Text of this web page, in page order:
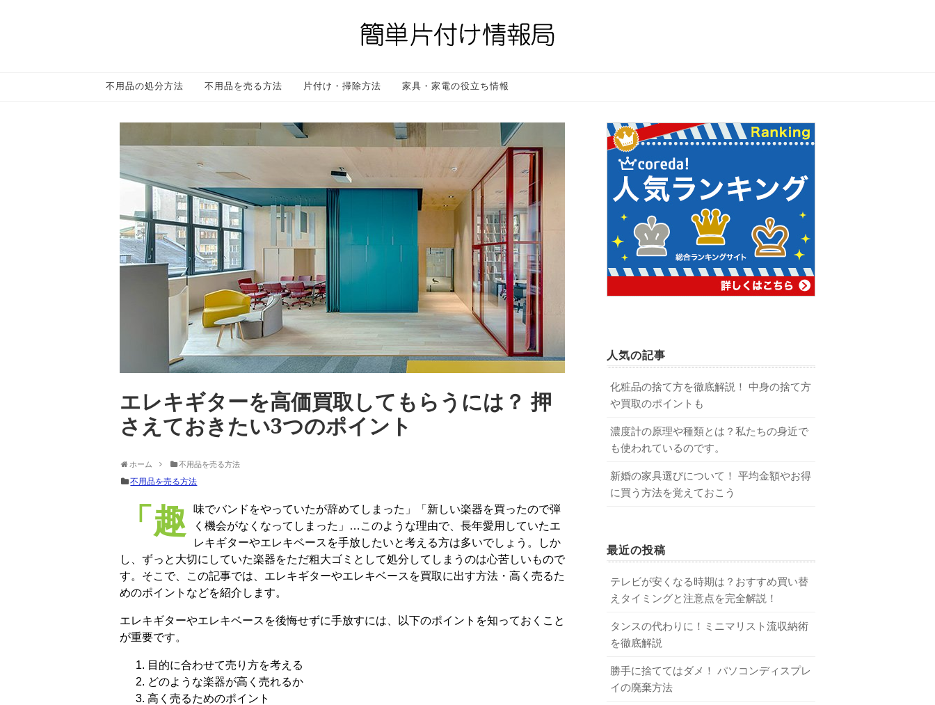
不用品の処分方法 不用品を売る方法 片付け・掃除方法 家具・家電の役立ち情報
エレキギターを高価買取してもらうには？ 押
さえておきたい3つのポイント
ホーム 不用品を売る方法
不用品を売る方法
「趣味でバンドをやっていたが辞めてしまった」「新しい楽器を買ったので弾
く機会がなくなってしまった」…このような理由で、長年愛用していたエ
レキギターやエレキベースを手放したいと考える方は多いでしょう。しか
し、ずっと大切にしていた楽器をただ粗大ゴミとして処分してしまうのは心苦しいもので
す。そこで、この記事では、エレキギターやエレキベースを買取に出す方法・高く売るた
めのポイントなどを紹介します。
エレキギターやエレキベースを後悔せずに手放すには、以下のポイントを知っておくこと
が重要です。
目的に合わせて売り方を考える
どのような楽器が高く売れるか
高く売るためのポイント
人気の記事
化粧品の捨て方を徹底解説！ 中身の捨て方
や買取のポイントも
濃度計の原理や種類とは？私たちの身近で
も使われているのです。
新婚の家具選びについて！ 平均金額やお得
に買う方法を覚えておこう
最近の投稿
テレビが安くなる時期は？おすすめ買い替
えタイミングと注意点を完全解説！
タンスの代わりに！ミニマリスト流収納術
を徹底解説
勝手に捨ててはダメ！ パソコンディスプレ
イの廃棄方法